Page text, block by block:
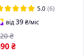
5.0 (6)
від39₴/міс
₴
₴